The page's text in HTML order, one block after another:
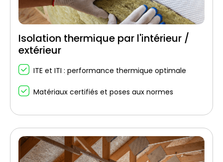
Isolation thermique par l'intérieur /
extérieur
ITE et ITI : performance thermique optimale
Matériaux certifiés et poses aux normes